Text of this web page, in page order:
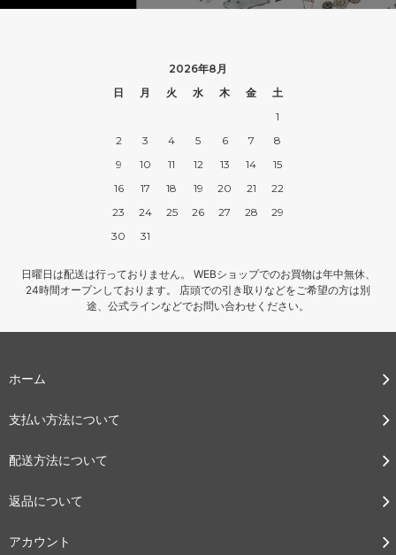
2026年8月
日
月 火 水 木 金
土
1
2
3 4 5 6 7
8
9
10 11 12 13 14
15
16
17 18 19 20 21
22
23
24 25 26 27 28
29
30
31
日曜日は配送は行っておりません。 WEBショップでのお買物は年中無休、
24時間オープンしております。 店頭での引き取りなどをご希望の方は別
途、公式ラインなどでお問い合わせください。
ホーム
支払い方法について
配送方法について
返品について
アカウント